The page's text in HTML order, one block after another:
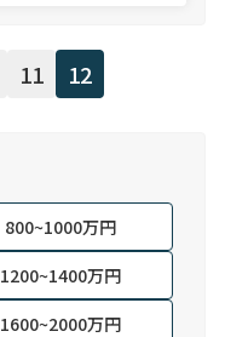
11 12
800~1000万円
1200~1400万円
1600~2000万円